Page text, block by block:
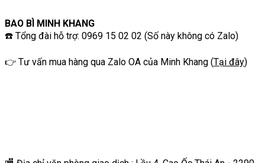
BAO BÌ MINH KHANG
☎️ Tổng đài hỗ trợ: 0969 15 02 02 (Số này không có Zalo)
👉 Tư vấn mua hàng qua Zalo OA của Minh Khang (Tại đây)